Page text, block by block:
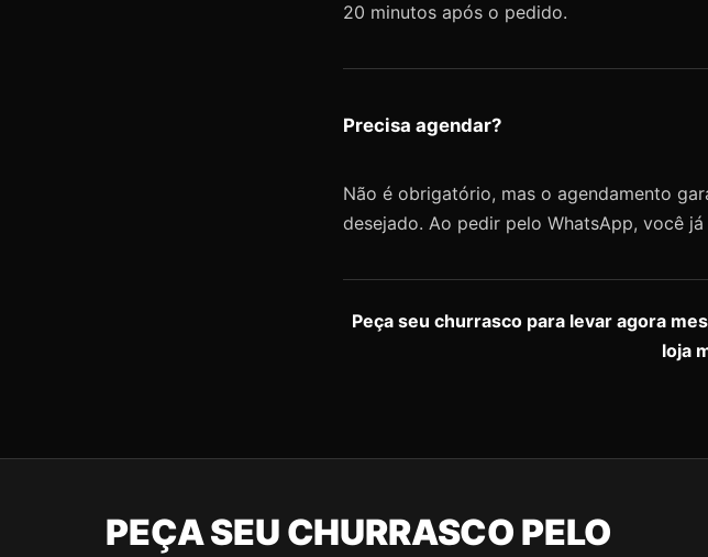
20 minutos após o pedido.
Precisa agendar?
Não é obrigatório, mas o agendamento
desejado. Ao pedir pelo WhatsApp, você
Peça seu churrasco para levar agora
loja
PEÇA SEU CHURRASCO PELO